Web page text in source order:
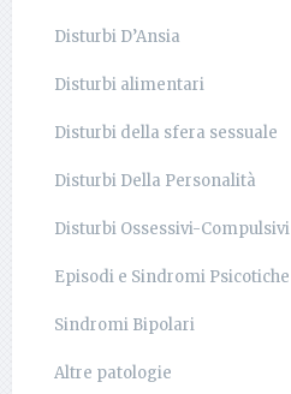
Disturbi D’Ansia
Disturbi alimentari
Disturbi della sfera sessuale
Disturbi Della Personalità
Disturbi Ossessivi-Compulsivi
Episodi e Sindromi Psicotiche
Sindromi Bipolari
Altre patologie